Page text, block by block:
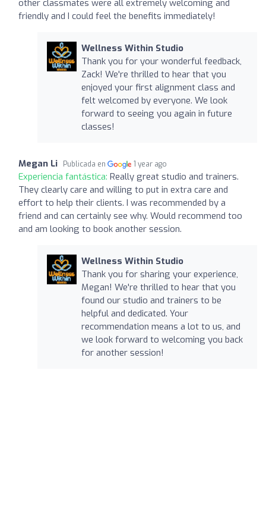
other classmates were all extremely welcoming and
friendly and I could feel the benefits immediately!
Wellness Within Studio
Thank you for your wonderful feedback,
Zack! We're thrilled to hear that you
enjoyed your first alignment class and
felt welcomed by everyone. We look
forward to seeing you again in future
classes!
Megan Li Publicada en 1 year ago
Experiencia fantástica: Really great studio and trainers.
They clearly care and willing to put in extra care and
effort to help their clients. I was recommended by a
friend and can certainly see why. Would recommend too
and am looking to book another session.
Wellness Within Studio
Thank you for sharing your experience,
Megan! We're thrilled to hear that you
found our studio and trainers to be
helpful and dedicated. Your
recommendation means a lot to us, and
we look forward to welcoming you back
for another session!